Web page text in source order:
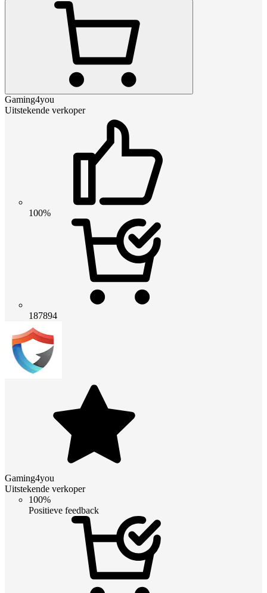
Gaming4you
Uitstekende verkoper
100%
187894
Gaming4you
Uitstekende verkoper
100%
Positieve feedback